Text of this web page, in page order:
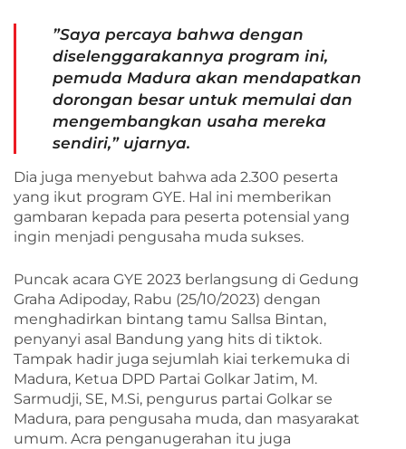
”Saya percaya bahwa dengan
diselenggarakannya program ini,
pemuda Madura akan mendapatkan
dorongan besar untuk memulai dan
mengembangkan usaha mereka
sendiri,” ujarnya.
Dia juga menyebut bahwa ada 2.300 peserta
yang ikut program GYE. Hal ini memberikan
gambaran kepada para peserta potensial yang
ingin menjadi pengusaha muda sukses.
Puncak acara GYE 2023 berlangsung di Gedung
Graha Adipoday, Rabu (25/10/2023) dengan
menghadirkan bintang tamu Sallsa Bintan,
penyanyi asal Bandung yang hits di tiktok.
Tampak hadir juga sejumlah kiai terkemuka di
Madura, Ketua DPD Partai Golkar Jatim, M.
Sarmudji, SE, M.Si, pengurus partai Golkar se
Madura, para pengusaha muda, dan masyarakat
umum. Acra penganugerahan itu juga